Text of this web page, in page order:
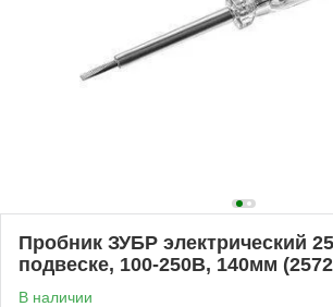
Пробник ЗУБР электрический
подвеске, 100-250В, 140мм
В наличии